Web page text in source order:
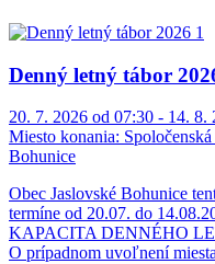
Denný letný tábor
20. 7. 2026 od 07:30 - 14. 8.
Miesto konania:
Bohunice
Obec Jaslovské Bohunice
termíne od 20.07. do
KAPACITA DENNÉHO
O prípadnom uvoľnení